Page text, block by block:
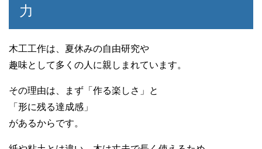
力
木工工作は、夏休みの自由研究や
趣味として多くの人に親しまれています。
その理由は、まず「作る楽しさ」と
「形に残る達成感」
があるからです。